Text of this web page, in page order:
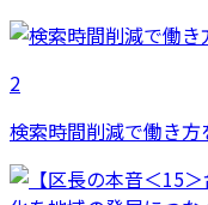
2
検索時間削減で働き